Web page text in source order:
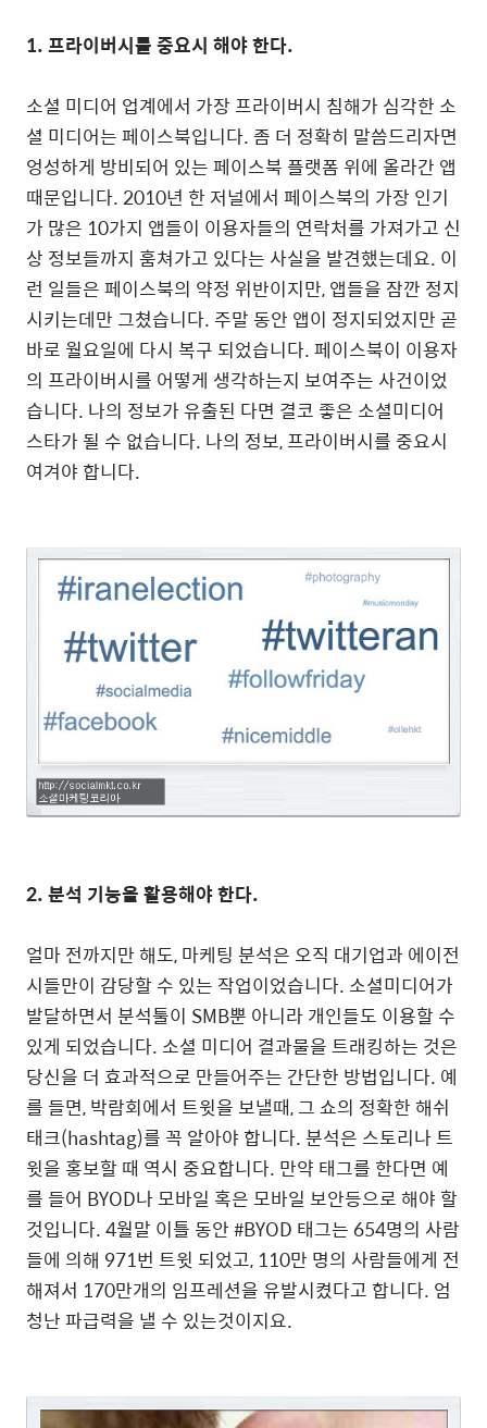
1. 프라이버시를 중요시 해야 한다.
소셜 미디어 업계에서 가장 프라이버시 침해가 심각한 소
셜 미디어는 페이스북입니다. 좀 더 정확히 말씀드리자면
엉성하게 방비되어 있는 페이스북 플랫폼 위에 올라간 앱
때문입니다. 2010년 한 저널에서 페이스북의 가장 인기
가 많은 10가지 앱들이 이용자들의 연락처를 가져가고 신
상 정보들까지 훔쳐가고 있다는 사실을 발견했는데요. 이
런 일들은 페이스북의 약정 위반이지만, 앱들을 잠깐 정지
시키는데만 그쳤습니다. 주말 동안 앱이 정지되었지만 곧
바로 월요일에 다시 복구 되었습니다. 페이스북이 이용자
의 프라이버시를 어떻게 생각하는지 보여주는 사건이었
습니다. 나의 정보가 유출된 다면 결코 좋은 소셜미디어
스타가 될 수 없습니다. 나의 정보, 프라이버시를 중요시
여겨야 합니다.
2. 분석 기능을 활용해야 한다.
얼마 전까지만 해도, 마케팅 분석은 오직 대기업과 에이전
시들만이 감당할 수 있는 작업이었습니다. 소셜미디어가
발달하면서 분석툴이 SMB뿐 아니라 개인들도 이용할 수
있게 되었습니다. 소셜 미디어 결과물을 트래킹하는 것은
당신을 더 효과적으로 만들어주는 간단한 방법입니다. 예
를 들면, 박람회에서 트윗을 보낼때, 그 쇼의 정확한 해쉬
태크(hashtag)를 꼭 알아야 합니다. 분석은 스토리나 트
윗을 홍보할 때 역시 중요합니다. 만약 태그를 한다면 예
를 들어 BYOD나 모바일 혹은 모바일 보안등으로 해야 할
것입니다. 4월말 이틀 동안 #BYOD 태그는 654명의 사람
들에 의해 971번 트윗 되었고, 110만 명의 사람들에게 전
해져서 170만개의 임프레션을 유발시켰다고 합니다. 엄
청난 파급력을 낼 수 있는것이지요.